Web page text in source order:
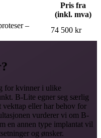
Pris fra
(inkl. mva)
–
74 500 kr
for kvinner i ulike
B-Lite egner seg særlig
vekttap eller har behov for
vurderer vi om B-
en annen type implantat vil
og ønsker.